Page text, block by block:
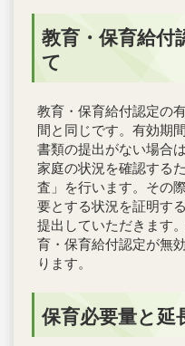
教育・保育給付
て
教育・保育給付認定の
間と同じです。有効期
書類の提出がない場合
家庭の状況を確認する
査」を行います。その
要とする状況を証明す
提出していただきます
育・保育給付認定が無
ります。
保育必要量と延